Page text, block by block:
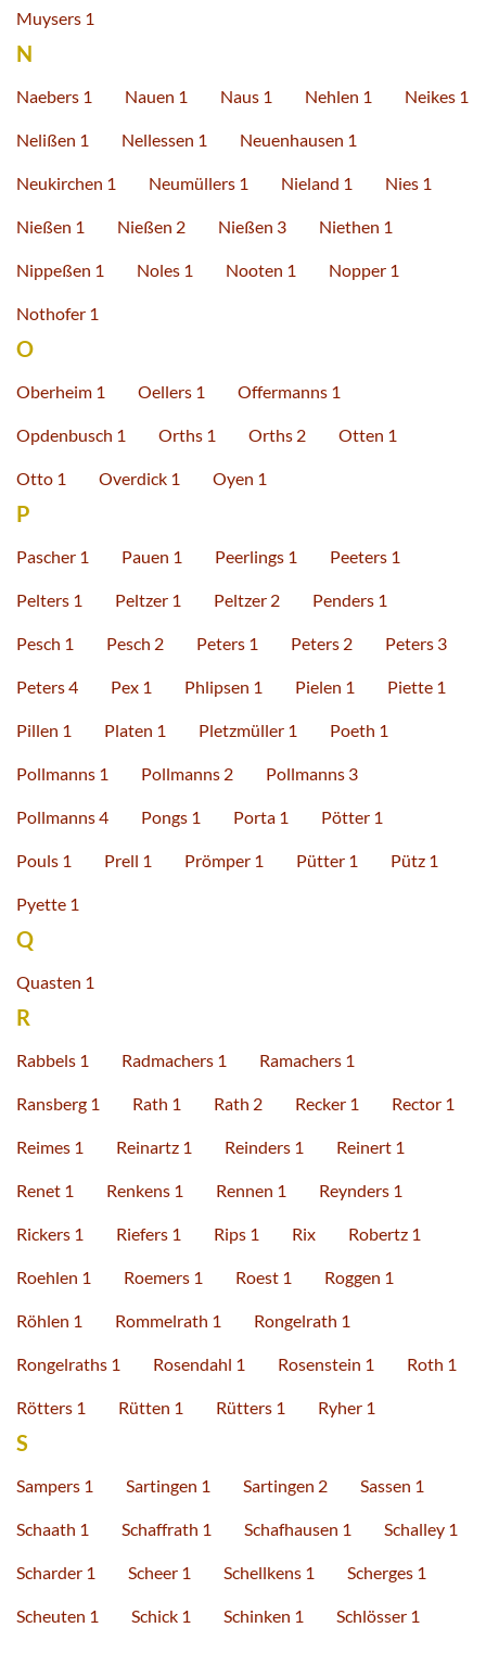
Muysers 1
N
Naebers 1 Nauen 1 Naus 1 Nehlen 1 Neikes 1
Nelißen 1 Nellessen 1 Neuenhausen 1
Neukirchen 1 Neumüllers 1 Nieland 1 Nies 1
Nießen 1 Nießen 2 Nießen 3 Niethen 1
Nippeßen 1 Noles 1 Nooten 1 Nopper 1
Nothofer 1
O
Oberheim 1 Oellers 1 Offermanns 1
Opdenbusch 1 Orths 1 Orths 2 Otten 1
Otto 1 Overdick 1 Oyen 1
P
Pascher 1 Pauen 1 Peerlings 1 Peeters 1
Pelters 1 Peltzer 1 Peltzer 2 Penders 1
Pesch 1 Pesch 2 Peters 1 Peters 2 Peters 3
Peters 4 Pex 1 Phlipsen 1 Pielen 1 Piette 1
Pillen 1 Platen 1 Pletzmüller 1 Poeth 1
Pollmanns 1 Pollmanns 2 Pollmanns 3
Pollmanns 4 Pongs 1 Porta 1 Pötter 1
Pouls 1 Prell 1 Prömper 1 Pütter 1 Pütz 1
Pyette 1
Q
Quasten 1
R
Rabbels 1 Radmachers 1 Ramachers 1
Ransberg 1 Rath 1 Rath 2 Recker 1 Rector 1
Reimes 1 Reinartz 1 Reinders 1 Reinert 1
Renet 1 Renkens 1 Rennen 1 Reynders 1
Rickers 1 Riefers 1 Rips 1 Rix Robertz 1
Roehlen 1 Roemers 1 Roest 1 Roggen 1
Röhlen 1 Rommelrath 1 Rongelrath 1
Rongelraths 1 Rosendahl 1 Rosenstein 1 Roth 1
Rötters 1 Rütten 1 Rütters 1 Ryher 1
S
Sampers 1 Sartingen 1 Sartingen 2 Sassen 1
Schaath 1 Schaffrath 1 Schafhausen 1 Schalley 1
Scharder 1 Scheer 1 Schellkens 1 Scherges 1
Scheuten 1 Schick 1 Schinken 1 Schlösser 1